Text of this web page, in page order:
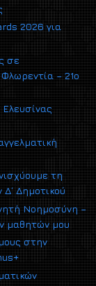
2026 για
σε
– 21ο
τη
Δημοτικού
Νοημοσύνη –
μαθητών μου
στην